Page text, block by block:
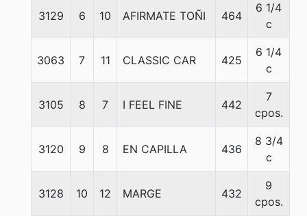
3129 6 10 AFIRMATE TOÑI 464
6 1/4
c
3063 7 11 CLASSIC CAR 425
6 1/4
c
3105 8 7 I FEEL FINE 442
7
cpos.
3120 9 8 EN CAPILLA 436
8 3/4
c
3128 10 12 MARGE 432
9
cpos.